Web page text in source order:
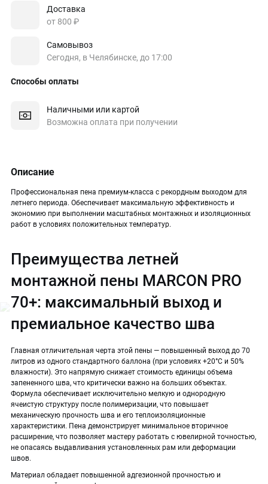
Доставка
от 800 ₽
Самовывоз
Сегодня, в Челябинске, до 17:00
Способы оплаты
Наличными или картой
Возможна оплата при получении
Описание
Профессиональная пена премиум-класса с рекордным выходом для
летнего периода. Обеспечивает максимальную эффективность и
экономию при выполнении масштабных монтажных и изоляционных
работ в условиях положительных температур.
Преимущества летней
монтажной пены MARCON PRO
70+: максимальный выход и
премиальное качество шва
Главная отличительная черта этой пены — повышенный выход до 70
литров из одного стандартного баллона (при условиях +20°C и 50%
влажности). Это напрямую снижает стоимость единицы объема
запененного шва, что критически важно на больших объектах.
Формула обеспечивает исключительно мелкую и однородную
ячеистую структуру после полимеризации, что повышает
механическую прочность шва и его теплоизоляционные
характеристики. Пена демонстрирует минимальное вторичное
расширение, что позволяет мастеру работать с ювелирной точностью,
не опасаясь выдавливания установленных рам или деформации
швов.
Материал обладает повышенной адгезионной прочностью и